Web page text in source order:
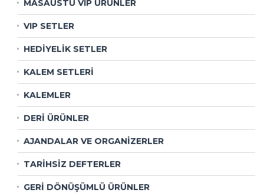
MASAÜSTÜ VIP ÜRÜNLER
VIP SETLER
HEDİYELİK SETLER
KALEM SETLERİ
KALEMLER
DERİ ÜRÜNLER
AJANDALAR VE ORGANİZERLER
TARİHSİZ DEFTERLER
GERİ DÖNÜŞÜMLÜ ÜRÜNLER